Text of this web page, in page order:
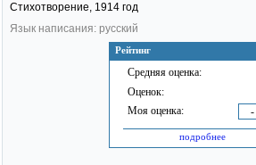
Рейтинг
Средняя оценка:
Оценок:
Моя оценка: -
подробнее
Стихотворение, 1914 год
Язык написания: русский